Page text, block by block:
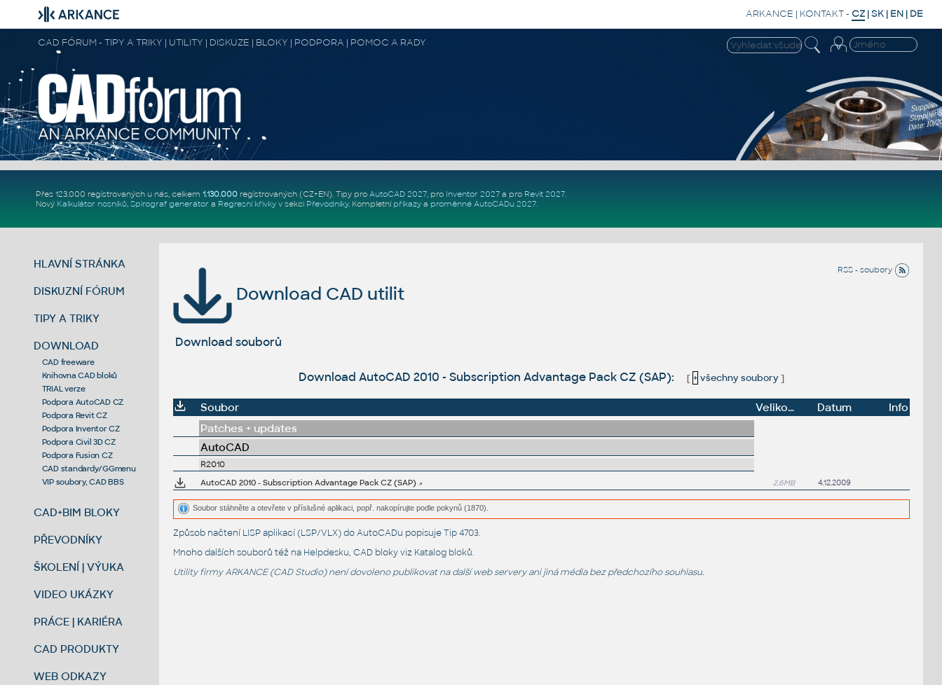
ARKANCE | KONTAKT- CZ |SK | EN | DE
CAD FÓRUM - TIPY A TRIKY | UTILITY | DISKUZE | BLOKY | PODPORA | POMOC A RADY
Přes 123.000 registrovaných u nás, celkem 1.130.000registrovaných (CZ+EN). Tipy pro AutoCAD 2027, pro Inventor 2027a pro Revit 2027.
Nový Kalkulátor nosníků, Spirograf generátor a Regresní křivkyv sekci Převodníky. Kompletní příkazya proměnné AutoCADu 2027.
HLAVNÍ STRÁNKA
DISKUZNÍ FÓRUM
TIPY A TRIKY
DOWNLOAD
CAD freeware
Knihovna CAD bloků
TRIAL verze
Podpora AutoCAD CZ
Podpora Revit CZ
Podpora Inventor CZ
Podpora Civil 3D CZ
Podpora Fusion CZ
CAD standardy/GGmenu
VIP soubory, CAD BBS
CAD+BIM BLOKY
PŘEVODNÍKY
ŠKOLENÍ | VÝUKA
VIDEO UKÁZKY
PRÁCE | KARIÉRA
CAD PRODUKTY
WEB ODKAZY
RSS - soubory
Download CAD utilit
Download souborů
Download AutoCAD 2010 - Subscription Advantage Pack CZ (SAP): [ + všechny soubory]
Soubor Velikost Datum
Info
Patches + updates
AutoCAD
R2010
AutoCAD 2010 - Subscription Advantage Pack CZ (SAP)
2.6MB 4.12.2009
Soubor stáhněte a otevřete v příslušné aplikaci, popř. nakopírujte podle pokynů (1870).
Způsob načtení LISP aplikací (LSP/VLX) do AutoCADu popisujeTip 4703.
Mnoho dalších souborů též na Helpdesku, CAD bloky viz Katalog bloků.
Utility firmy ARKANCE (CAD Studio) není dovoleno publikovat na další web servery ani jiná média bez předchozího souhlasu.